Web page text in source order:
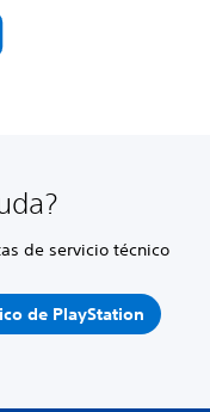
de servicio técnico
de PlayStation